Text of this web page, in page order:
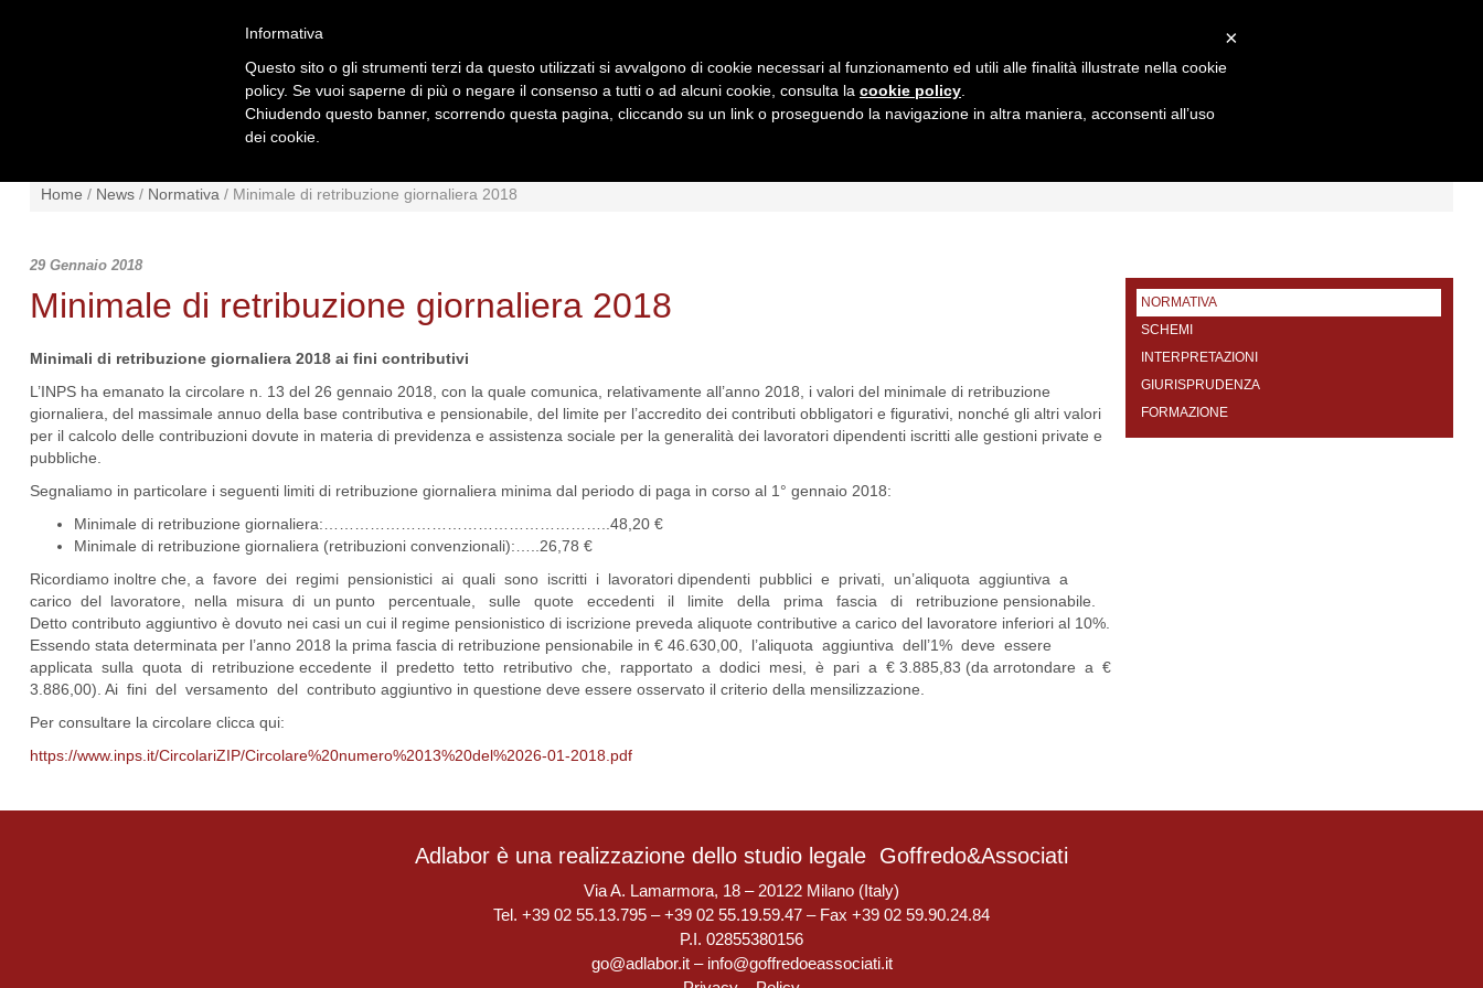
NEWS NORMATIVA
Home / News / Normativa / Minimale di retribuzione giornaliera 2018
29 Gennaio 2018
Minimale di retribuzione giornaliera 2018
Minimali di retribuzione giornaliera 2018 ai fini contributivi
L’INPS ha emanato la circolare n. 13 del 26 gennaio 2018, con la quale comunica, relativamente all’anno 2018, i valori del minimale di retribuzione
giornaliera, del massimale annuo della base contributiva e pensionabile, del limite per l’accredito dei contributi obbligatori e figurativi, nonché gli altri valori
per il calcolo delle contribuzioni dovute in materia di previdenza e assistenza sociale per la generalità dei lavoratori dipendenti iscritti alle gestioni private e
pubbliche.
Segnaliamo in particolare i seguenti limiti di retribuzione giornaliera minima dal periodo di paga in corso al 1° gennaio 2018:
Minimale di retribuzione giornaliera:………………………………………………..48,20 €
Minimale di retribuzione giornaliera (retribuzioni convenzionali):…..26,78 €
Ricordiamo inoltre che, a favore dei regimi pensionistici ai quali sono iscritti i lavoratori dipendenti pubblici e privati, un’aliquota aggiuntiva a
carico del lavoratore, nella misura di un punto percentuale, sulle quote eccedenti il limite della prima fascia di retribuzione pensionabile.
Detto contributo aggiuntivo è dovuto nei casi un cui il regime pensionistico di iscrizione preveda aliquote contributive a carico del lavoratore inferiori al 10%.
Essendo stata determinata per l’anno 2018 la prima fascia di retribuzione pensionabile in € 46.630,00, l’aliquota aggiuntiva dell’1% deve essere
applicata sulla quota di retribuzione eccedente il predetto tetto retributivo che, rapportato a dodici mesi, è pari a € 3.885,83 (da arrotondare a €
3.886,00). Ai fini del versamento del contributo aggiuntivo in questione deve essere osservato il criterio della mensilizzazione.
Per consultare la circolare clicca qui:
https://www.inps.it/CircolariZIP/Circolare%20numero%2013%20del%2026-01-2018.pdf
NORMATIVA
SCHEMI
INTERPRETAZIONI
GIURISPRUDENZA
FORMAZIONE
Adlabor è una realizzazione dello studio legale Goffredo&Associati
Via A. Lamarmora, 18 – 20122 Milano (Italy)
Tel. +39 02 55.13.795 – +39 02 55.19.59.47 – Fax +39 02 59.90.24.84
P.I. 02855380156
go@adlabor.it– info@goffredoeassociati.it
×
Informativa
Questo sito o gli strumenti terzi da questo utilizzati si avvalgono di cookie necessari al funzionamento ed utili alle finalità illustrate nella cookie
policy. Se vuoi saperne di più o negare il consenso a tutti o ad alcuni cookie, consulta la cookie policy
Chiudendo questo banner, scorrendo questa pagina, cliccando su un link o proseguendo la navigazione in altra maniera, acconsenti all’uso
dei cookie.